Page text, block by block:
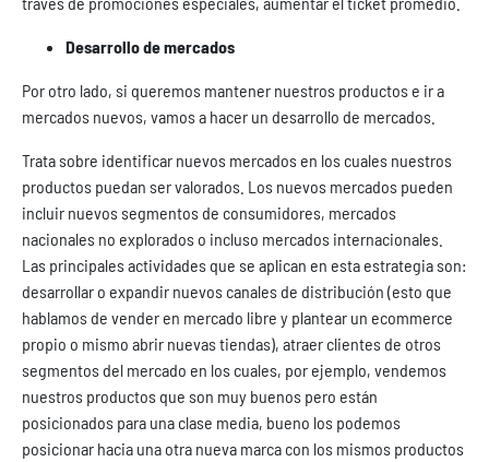
Desarrollo de mercados
Por otro lado, si queremos mantener nuestros productos e ir a
mercados nuevos, vamos a hacer un desarrollo de mercados.
Trata sobre identificar nuevos mercados en los cuales nuestros
productos puedan ser valorados. Los nuevos mercados pueden
incluir nuevos segmentos de consumidores, mercados
nacionales no explorados o incluso mercados internacionales.
Las principales actividades que se aplican en esta estrategia son:
desarrollar o expandir nuevos canales de distribución (esto que
hablamos de vender en mercado libre y plantear un ecommerce
propio o mismo abrir nuevas tiendas), atraer clientes de otros
segmentos del mercado en los cuales, por ejemplo, vendemos
nuestros productos que son muy buenos pero están
posicionados para una clase media, bueno los podemos
posicionar hacia una otra nueva marca con los mismos productos